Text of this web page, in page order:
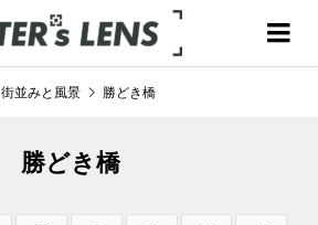
街並みと風景 勝どき橋
勝どき橋